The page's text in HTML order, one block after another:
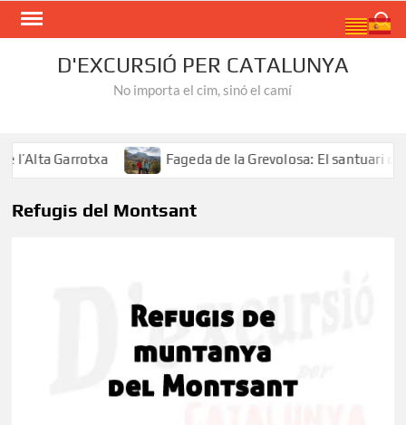
Skip
D'EXCURSIÓ PER CATALUNYA
No importa el cim, sinó el camí
Garrotxa Fageda de la Grevolosa: El santuari dels
Refugis del Montsant